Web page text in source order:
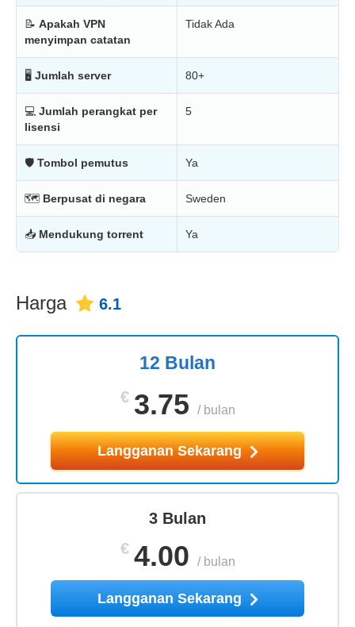
📝 Apakah VPN
menyimpan catatan
Tidak Ada
🖥 Jumlah server 80+
💻 Jumlah perangkat per
lisensi
5
🛡 Tombol pemutus Ya
🗺 Berpusat di negara Sweden
📥 Mendukung torrent Ya
Harga 6.1
12 Bulan
€ 3.75 / bulan
Langganan Sekarang
3 Bulan
€ 4.00 / bulan
Langganan Sekarang